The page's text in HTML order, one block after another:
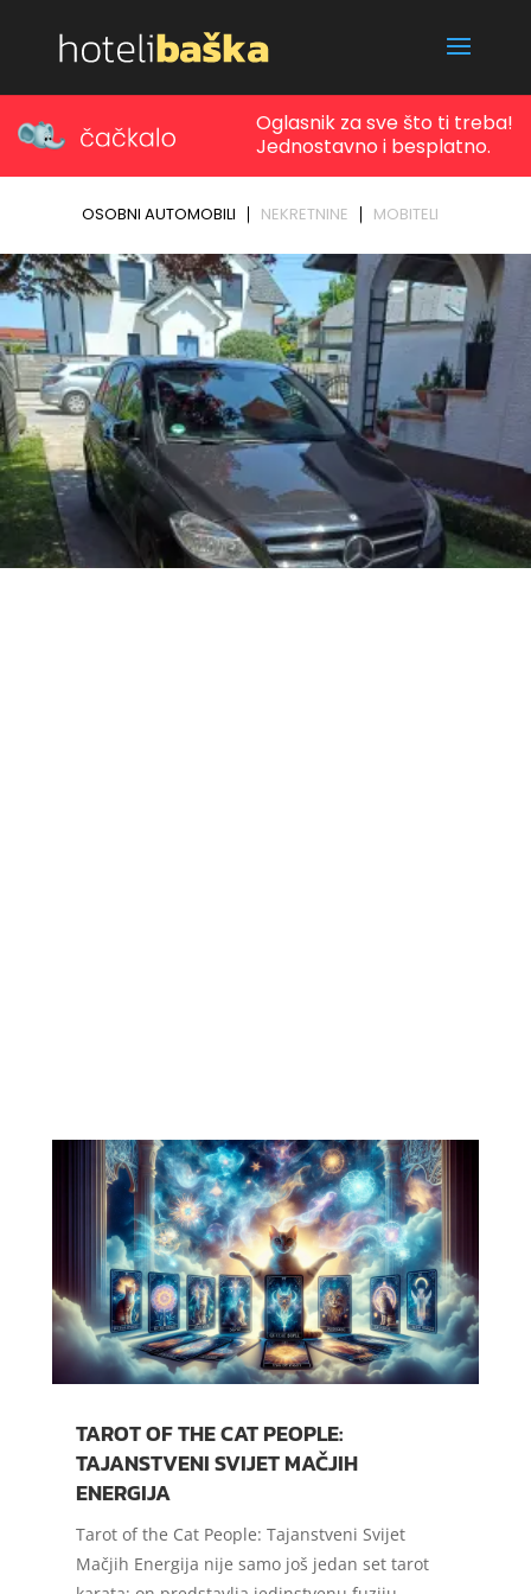
TAROT OF THE CAT PEOPLE:
TAJANSTVENI SVIJET MAČJIH
ENERGIJA
Tarot of the Cat People: Tajanstveni Svijet
Mačjih Energija nije samo još jedan set tarot